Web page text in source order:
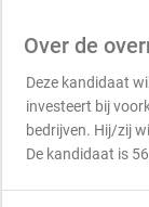
Over de
Deze kandidaat
investeert bij
bedrijven. Hij/zij
De kandidaat is